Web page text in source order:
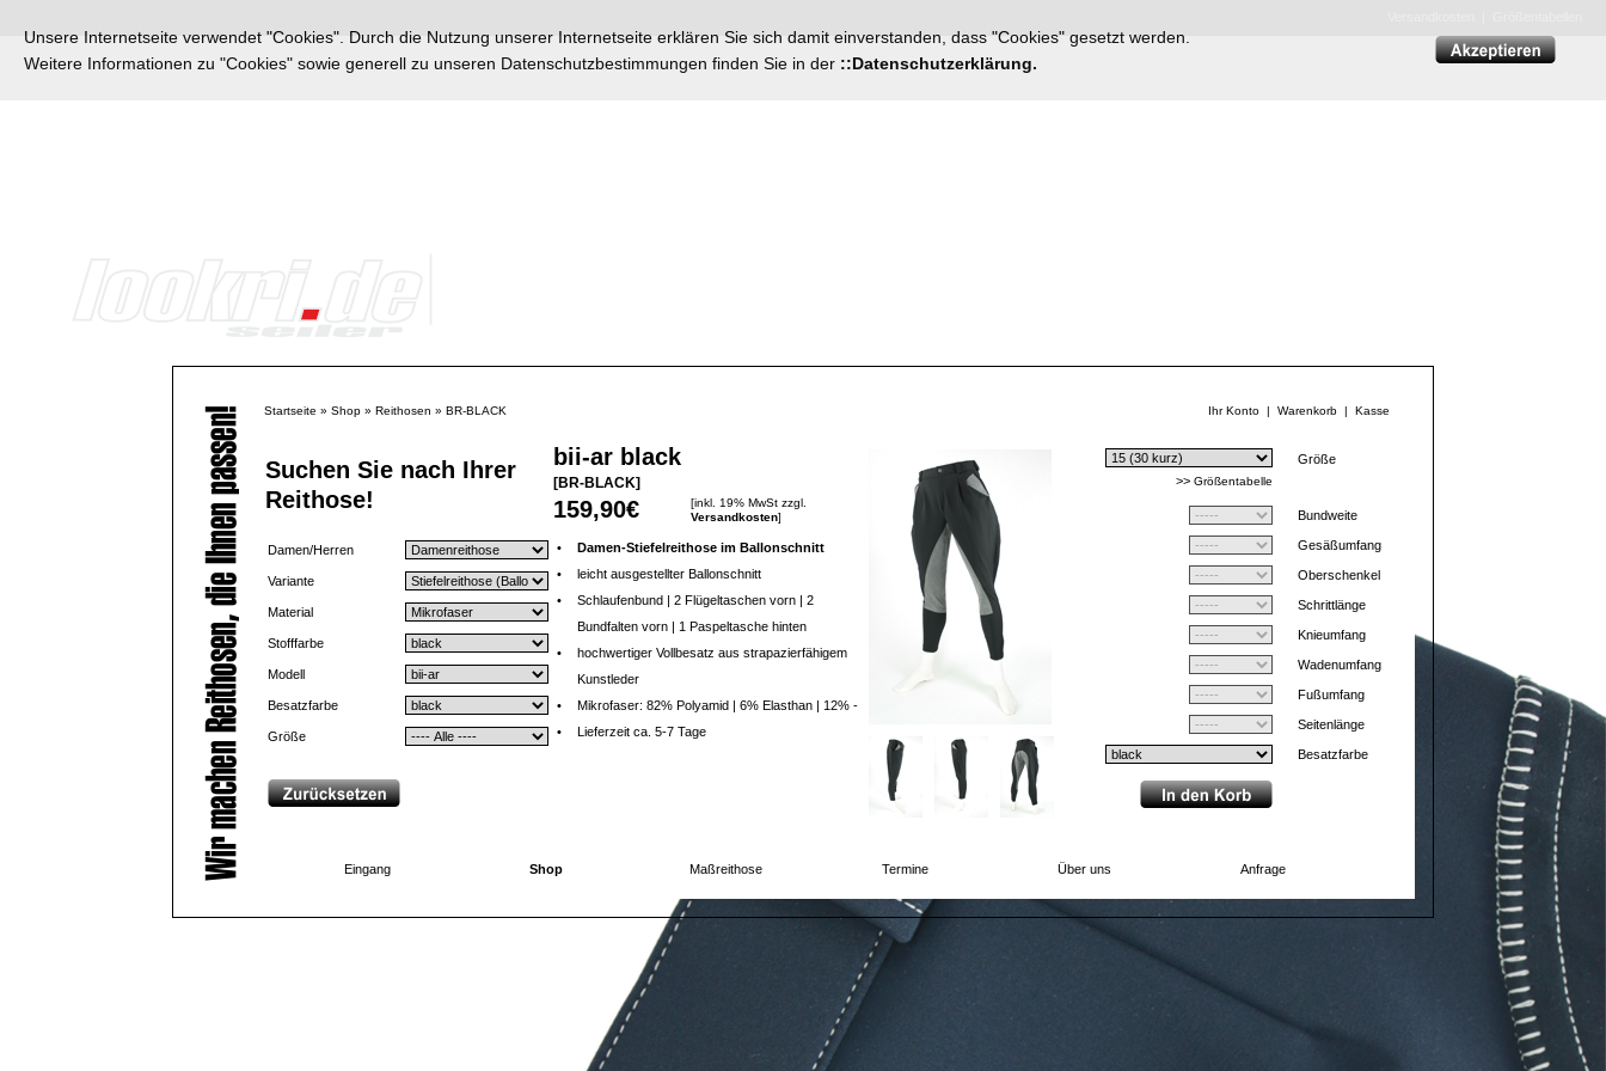
Unsere Internetseite verwendet "Cookies". Durch die Nutzung unserer Internetseite erklären Sie sich damit einverstanden, dass "Cookies" gesetzt werden.
Weitere Informationen zu "Cookies" sowie generell zu unseren Datenschutzbestimmungen finden Sie in der ::Datenschutzerklärung.
Startseite » Shop » Reithosen » BR-BLACK Ihr Konto | Warenkorb | Kasse
Suchen Sie nach Ihrer
Reithose!
Damen/Herren
Variante
Material
Stofffarbe
Modell
Besatzfarbe
Größe
bii-ar black
[BR-BLACK]
159,90€
[inkl. 19% MwSt zzgl.
Versandkosten]
•
Damen-Stiefelreithose im Ballonschnitt
•
leicht ausgestellter Ballonschnitt
•
Schlaufenbund | 2 Flügeltaschen vorn | 2
Bundfalten vorn | 1 Paspeltasche hinten
•
hochwertiger Vollbesatz aus strapazierfähigem
Kunstleder
•
Mikrofaser: 82% Polyamid | 6% Elasthan | 12% -
•
Lieferzeit ca. 5-7 Tage
>> Größentabelle
Größe
Bundweite
Gesäßumfang
Oberschenkel
Schrittlänge
Knieumfang
Wadenumfang
Fußumfang
Seitenlänge
Besatzfarbe
Eingang Shop Maßreithose Termine Über uns Anfrage